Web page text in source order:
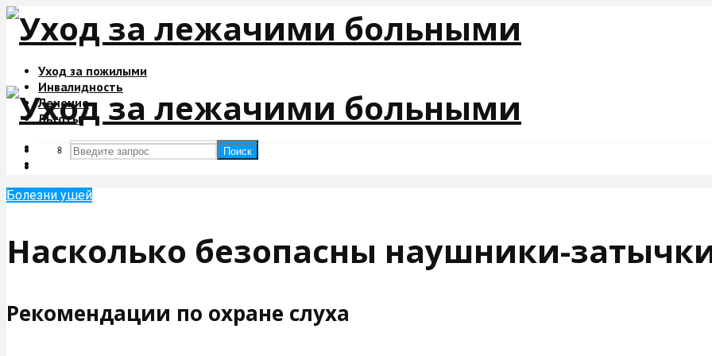
Уход за пожилыми
Инвалидность
Лечение
Льготы
Поиск
Поиск
Болезни ушей
Насколько безопасны наушники-
Рекомендации по охране слуха